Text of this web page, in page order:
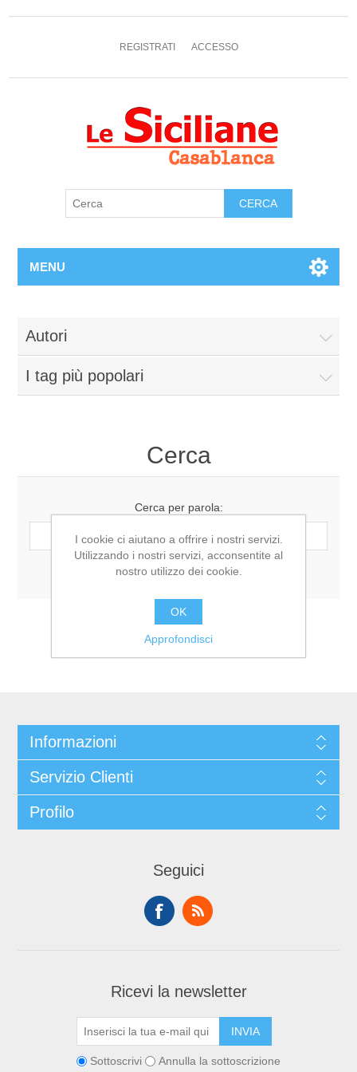
REGISTRATI ACCESSO
MENU
Autori
I tag più popolari
Cerca
Cerca per parola:
Ricerca avanzata
Informazioni
Servizio Clienti
Profilo
Seguici
Ricevi la newsletter
Sottoscrivi Annulla la sottoscrizione
I cookie ci aiutano a offrire i nostri servizi.
Utilizzando i nostri servizi, acconsentite al
nostro utilizzo dei cookie.
OK
Approfondisci